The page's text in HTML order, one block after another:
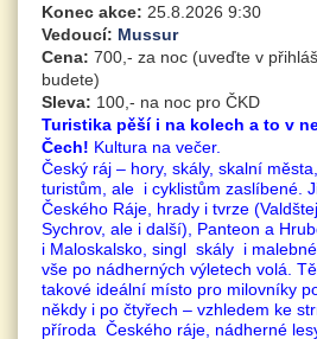
Konec akce: 25.8.2026 9:30
Vedoucí: Mussur
Cena: 700,- za noc (uveďte v
budete)
Sleva: 100,- na noc pro ČKD
Turistika pěší i na kolech a to v
Čech! Kultura na večer.
Český ráj – hory, skály, skalní
turistům, ale i cyklistům zaslíbené.
Českého Ráje, hrady i tvrze
Sychrov, ale i další), Panteon a
i Maloskalsko, singl skály i
vše po nádherných výletech volá.
takové ideální místo pro milovníky
někdy i po čtyřech – vzhledem ke
příroda Českého ráje, nádherné